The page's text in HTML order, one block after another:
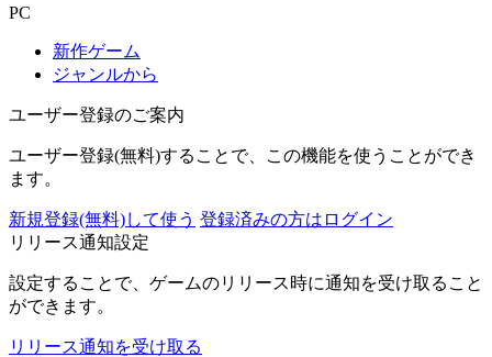
PC
新作ゲーム
ジャンルから
ユーザー登録のご案内
ユーザー登録(無料)することで、この機能を使うことができ
ます。
新規登録(無料)して使う 登録済みの方はログイン
リリース通知設定
設定することで、ゲームのリリース時に通知を受け取ること
ができます。
リリース通知を受け取る